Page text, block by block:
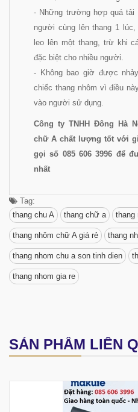
- Những trường hợp quá tải
người cùng lên thang 1
leo lên một thang, trừ khi
đặc biệt cho nhiều người.
- Không bao giờ được
chiếc thang nhôm vì điều
vào người sử dụng.
Công ty TNHH Đông Hà
chữ A chất lượng tốt với
gọi số 085 606 3996 để
nhất
Tag:
thang chu A
thang chữ a thang
thang nhôm chữ A giá rẻ thang
thang nhom chu a son tinh dien
thang nhom gia re
SẢN PHẨM LIÊN